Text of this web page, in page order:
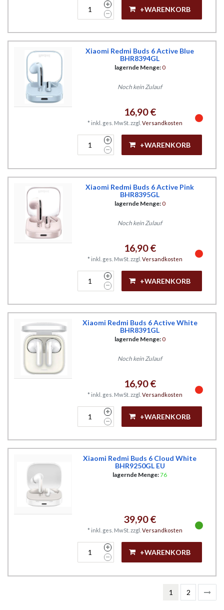
+WARENKORB
Xiaomi Redmi Buds 6 Active Blue
BHR8394GL
lagernde Menge:0
Noch kein Zulauf
16,90 €
* inkl. ges. MwSt. zzgl. Versandkosten
+WARENKORB
Xiaomi Redmi Buds 6 Active Pink
BHR8395GL
lagernde Menge:0
Noch kein Zulauf
16,90 €
* inkl. ges. MwSt. zzgl. Versandkosten
+WARENKORB
Xiaomi Redmi Buds 6 Active White
BHR8391GL
lagernde Menge:0
Noch kein Zulauf
16,90 €
* inkl. ges. MwSt. zzgl. Versandkosten
+WARENKORB
Xiaomi Redmi Buds 6 Cloud White
BHR9250GL EU
lagernde Menge:76
39,90 €
* inkl. ges. MwSt. zzgl. Versandkosten
+WARENKORB
1 2